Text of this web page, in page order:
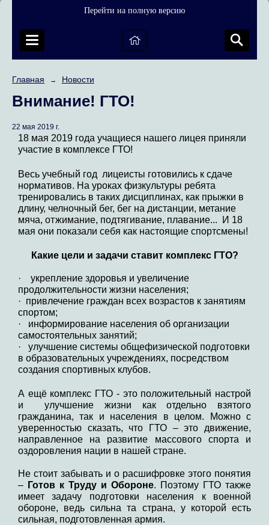
Перейти на полную версию
Главная → Новости
Внимание! ГТО!
22 мая 2019 г.
18 мая 2019 года учащиеся нашего лицея приняли
участие в комплексе ГТО!
Весь учебный год лицеисты готовились к сдаче
нормативов. На уроках физкультуры ребята
тренировались в таких дисциплинах, как прыжки в
длину, челночный бег, бег на дистанции, метание
мяча, отжимание, подтягивание, плавание... И 18
мая они показали себя как настоящие спортсмены!
Какие цели и задачи ставит комплекс ГТО?
· укрепление здоровья и увеличение
продолжительности жизни населения;
· привлечение граждан всех возрастов к занятиям
спортом;
· информирование населения об организации
самостоятельных занятий;
· улучшение системы общефизической подготовки
в образовательных учреждениях, посредством
создания спортивных клубов.
А ещё комплекс ГТО - это положительный настрой
и улучшение жизни как отдельно взятого
гражданина, так и населения в целом. Можно с
уверенностью сказать, что ГТО – это движение,
направленное на развитие массового спорта и
оздоровления нации в нашей стране.
Не стоит забывать и о расшифровке этого понятия
– Готов к Труду и Обороне. Поэтому ГТО также
имеет задачу подготовки населения к военной
обороне, ведь сильна та страна, у которой есть
сильная, подготовленная армия.